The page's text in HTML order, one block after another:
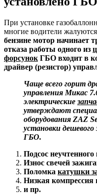
При установке
многие водители
бензине мотор начинает
отказа работы одного из
форсунок ГБО входит в
драйвер (резистор)
Чаще всего горит
управления Микас
электрические
утверждают
оборудования ZAZ
установки
ГБО.
Подсос неучтенного
Износ свечей
Поломка катушки
Низкая компрессия
и пр.